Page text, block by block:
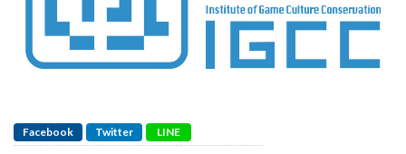
Facebook Twitter LINE